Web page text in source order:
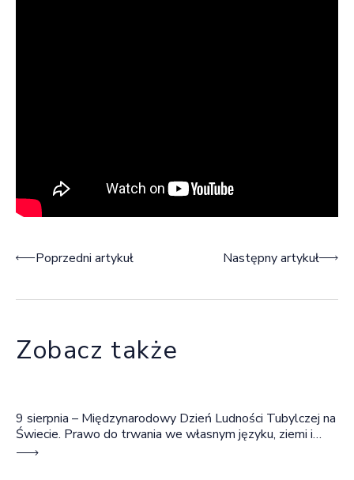
Nawigacja wpisu
Poprzedni artykuł Następny artykuł
Zobacz także
9 sierpnia – Międzynarodowy Dzień Ludności Tubylczej na
Świecie. Prawo do trwania we własnym języku, ziemi i
wspólnocie